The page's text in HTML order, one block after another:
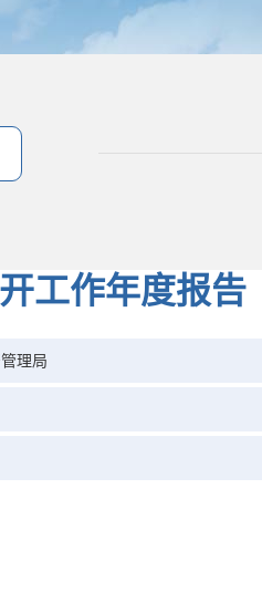
工作年度报告
理局